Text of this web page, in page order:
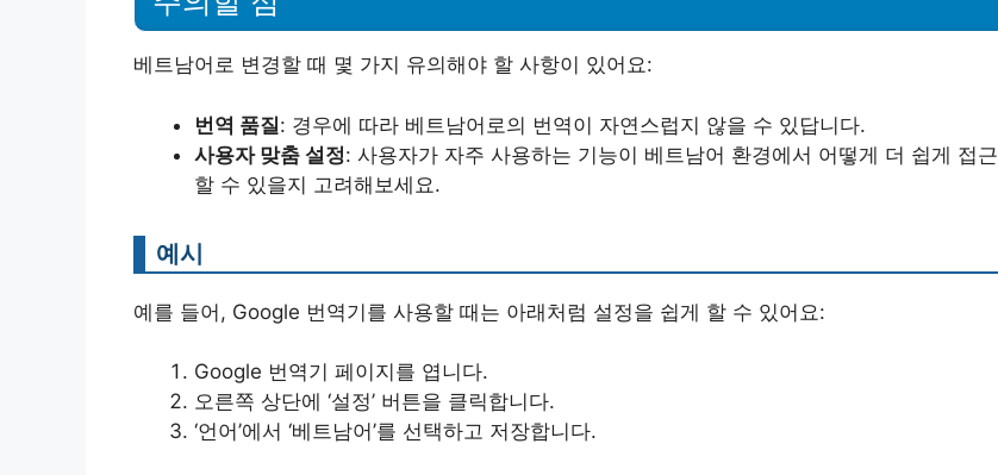
베트남어로 변경할 때 몇 가지 유의해야 할 사항이 있어요:
번역 품질: 경우에 따라 베트남어로의 번역이 자연스럽지 않을 수 있답니다.
사용자 맞춤 설정: 사용자가 자주 사용하는 기능이 베트남어 환경에서 어떻게 더 쉽게 접근
할 수 있을지 고려해보세요.
예시
예를 들어, Google 번역기를 사용할 때는 아래처럼 설정을 쉽게 할 수 있어요:
Google 번역기 페이지를 엽니다.
오른쪽 상단에 ‘설정’ 버튼을 클릭합니다.
‘언어’에서 ‘베트남어’를 선택하고 저장합니다.